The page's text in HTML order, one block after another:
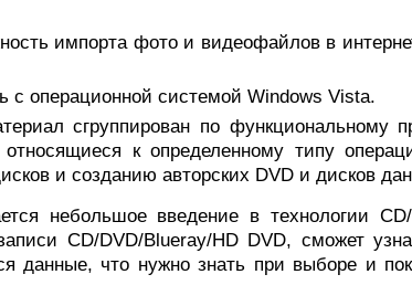
импорта фото и видеофайлов в
с операционной системой Windows Vista.
сгруппирован по функциональному
к определенному типу
и созданию авторских DVD и дисков
небольшое введение в технологии
CD/DVD/Blueray/HD DVD, сможет
данные, что нужно знать при выборе и